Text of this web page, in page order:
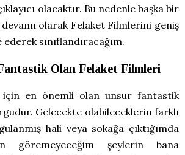
olacaktır. Bu nedenle başka bir
devamı olarak Felaket Filmlerini geniş
sınıflandıracağım.
Olan Felaket Filmleri
için en önemli olan unsur fantastik
Gelecekte olabileceklerin farklı
hali veya sokağa çıktığımda
göremeyeceğim şeylerin bana